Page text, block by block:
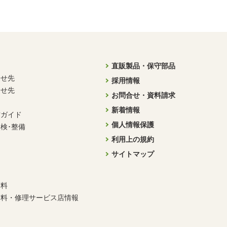
先
先
イド
･整備
・修理サービス店情報
直販製品・保守部品
採用情報
お問合せ・資料請求
新着情報
個人情報保護
利用上の規約
サイトマップ